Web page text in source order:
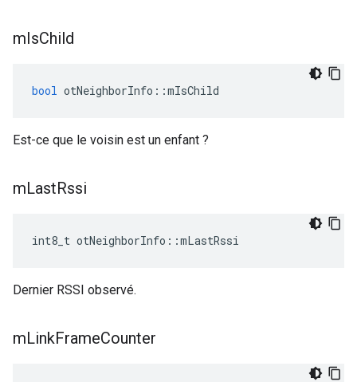
mIsChild
bool otNeighborInfo ::mIsChild
Est-ce que le voisin est un enfant ?
mLastRssi
int8_t otNeighborInfo ::mLastRssi
Dernier RSSI observé.
mLinkFrameCounter